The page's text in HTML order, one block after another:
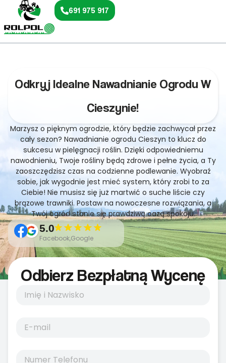
691 975 917
Odkryj Idealne Nawadnianie Ogrodu W
Cieszynie!
Marzysz o pięknym ogrodzie, który będzie zachwycał przez
cały sezon? Nawadnianie ogrodu Cieszyn to klucz do
sukcesu w pielęgnacji roślin. Dzięki odpowiedniemu
nawodnieniu, Twoje rośliny będą zdrowe i pełne życia, a Ty
zaoszczędzisz czas na codzienne podlewanie. Wyobraź
sobie, jak wygodnie jest mieć system, który zrobi to za
Ciebie! Nie musisz się już martwić o suche liście czy
brązowe trawniki. Postaw na nowoczesne rozwiązania, a
Twój ogród stanie się prawdziwą oazą spokoju.
5.0
Facebook,Google
Odbierz Bezpłatną Wycenę